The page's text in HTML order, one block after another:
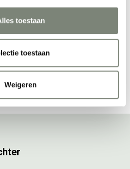
toestaan
toestaan
Weigeren
zit sta werkplek
Prijs op aanvraag
van Robberechts